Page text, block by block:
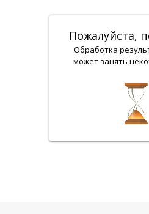
Пожалуйста,
Обработка
может занять